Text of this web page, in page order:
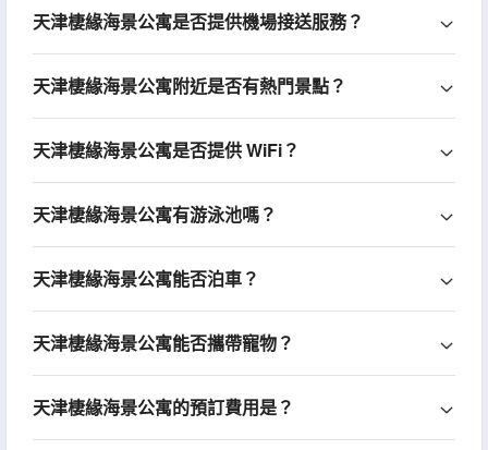
天津棲緣海景公寓是否提供機場接送服務？
天津棲緣海景公寓附近是否有熱門景點？
天津棲緣海景公寓是否提供 WiFi？
天津棲緣海景公寓有游泳池嗎？
天津棲緣海景公寓能否泊車？
天津棲緣海景公寓能否攜帶寵物？
天津棲緣海景公寓的預訂費用是？